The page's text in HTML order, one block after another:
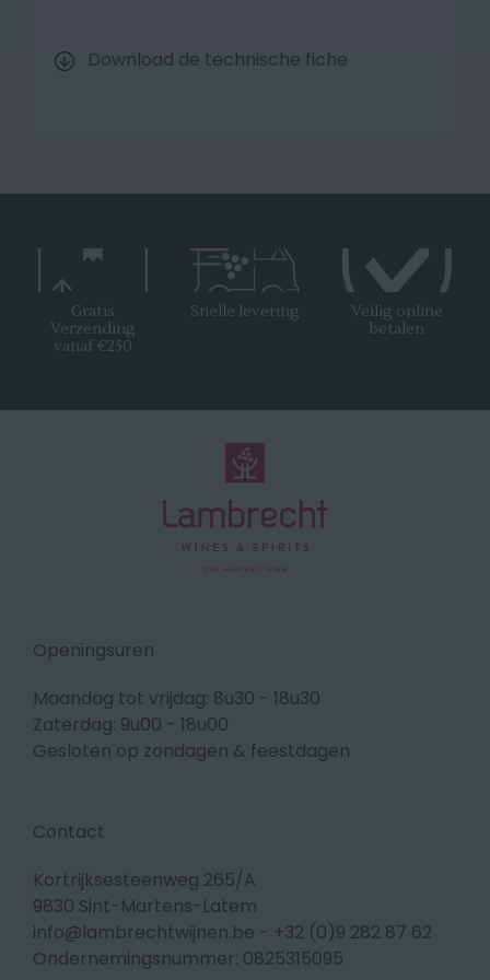
Download de technische fiche
Gratis
Verzending
vanaf €250
Snelle levering
Veilig online
betalen
Openingsuren
Maandag tot vrijdag: 8u30 - 18u30
Zaterdag: 9u00 - 18u00
Gesloten op zondagen & feestdagen
Contact
Kortrijksesteenweg 265/A
9830 Sint-Martens-Latem
info@lambrechtwijnen.be - +32 (0)9 282 87 62
Ondernemingsnummer: 0825315095